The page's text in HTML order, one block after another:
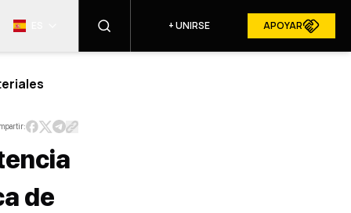
+UNIRSE APOYAR
de